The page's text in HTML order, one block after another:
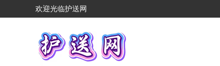
欢迎光临护送网